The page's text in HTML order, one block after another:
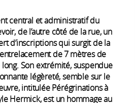
central et administratif du
de l’autre côté de la rue, un
d’inscriptions qui surgit de la
de 7 mètres de
Son extrémité, suspendue
légèreté, semble sur le
intitulée Pérégrinations à
Hermick, est un hommage au